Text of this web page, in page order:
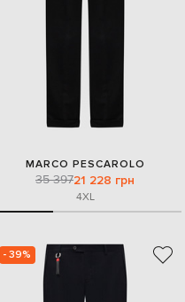
MARCO PESCAROLO
35 39721 228 грн
4XL
- 39%